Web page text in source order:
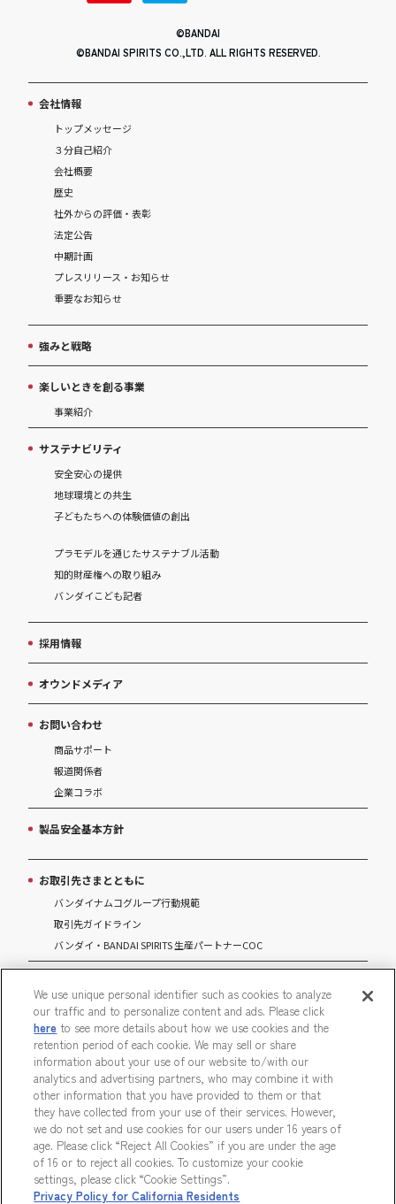
©BANDAI
©BANDAI SPIRITS CO.,LTD. ALL RIGHTS RESERVED.
会社情報
トップメッセージ
３分自己紹介
会社概要
歴史
社外からの評価・表彰
法定公告
中期計画
プレスリリース・お知らせ
重要なお知らせ
強みと戦略
楽しいときを創る事業
事業紹介
サステナビリティ
安全安心の提供
地球環境との共生
子どもたちへの体験価値の創出
プラモデルを通じたサステナブル活動
知的財産権への取り組み
バンダイこども記者
採用情報
オウンドメディア
お問い合わせ
商品サポート
報道関係者
企業コラボ
製品安全基本方針
お取引先さまとともに
バンダイナムコグループ行動規範
取引先ガイドライン
バンダイ・BANDAI SPIRITS 生産パートナーCOC
パートナーシップ構築宣言
ウェブサイトご利用条件ソーシャルメディアポリシー
個人情報及び特定個人情報等の取り扱いに関する保護方針
Do Not Sell or Share My Personal Informationウェブアクセシビリティ方針
著作権・商標についてカスタマーハラスメントに対する基本的な対応方針
We use unique personal identifier such as cookies to analyze
our traffic and to personalize content and ads. Please click
here to see more details about how we use cookies and the
retention period of each cookie. We may sell or share
information about your use of our website to/with our
analytics and advertising partners, who may combine it with
other information that you have provided to them or that
they have collected from your use of their services. However,
we do not set and use cookies for our users under 16 years of
age. Please click “Reject All Cookies” if you are under the age
of 16 or to reject all cookies. To customize your cookie
settings, please click “Cookie Settings”.
Privacy Policy for California Residents